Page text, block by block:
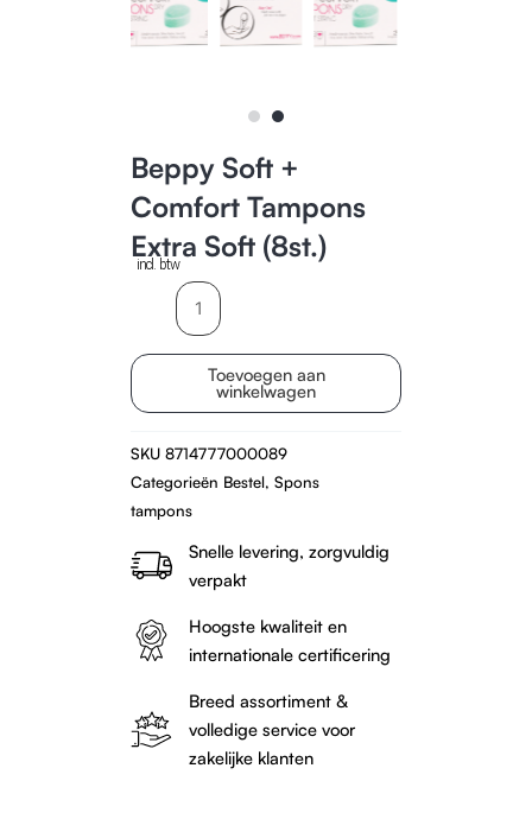
Beppy Soft +
Comfort Tampons
Extra Soft (8st.)
incl. btw
Beppy
+
Tampons
Soft
(8st.)
aantal
Toevoegen aan
winkelwagen
SKU 8714777000089
Categorieën Bestel, Spons
tampons
Snelle levering, zorgvuldig
verpakt
Hoogste kwaliteit en
internationale certificering
Breed assortiment &
volledige service voor
zakelijke klanten